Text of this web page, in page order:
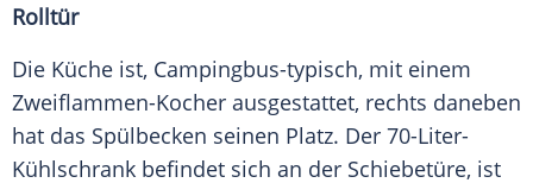
Rolltür
Die Küche ist, Campingbus-typisch, mit einem
Zweiflammen-Kocher ausgestattet, rechts daneben
hat das Spülbecken seinen Platz. Der 70-Liter-
Kühlschrank befindet sich an der Schiebetüre, ist